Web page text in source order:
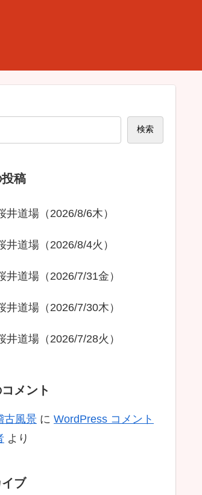
検索
稿
井道場（2026/8/6木）
井道場（2026/8/4火）
井道場（2026/7/31金）
井道場（2026/7/30木）
井道場（2026/7/28火）
メント
古風景 に WordPress コメント
より
ブ